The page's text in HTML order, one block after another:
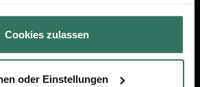
Cookies zulassen
oder Einstellungen